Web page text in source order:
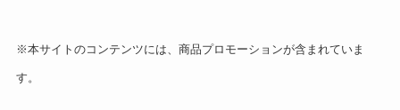
※本サイトのコンテンツには、商品プロモーションが含まれていま
す。